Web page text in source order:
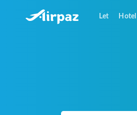
Let Hotel